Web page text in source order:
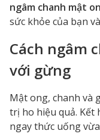
ngâm chanh mật
sức khỏe của bạn
Cách ngâm
với gừng
Mật ong, chanh và
trị ho hiệu quả. Kết
ngay thức uống